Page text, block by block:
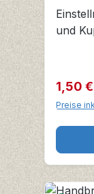
und
1,50
Preise